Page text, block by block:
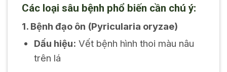
Các loại sâu bệnh phổ biến cần chú ý:
1. Bệnh đạo ôn (Pyricularia oryzae)
Dấu hiệu: Vết bệnh hình thoi màu nâu
trên lá